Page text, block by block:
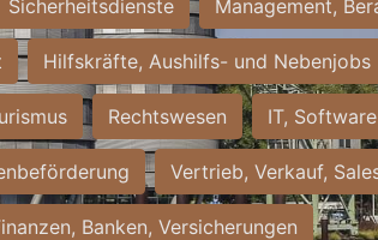
Sicherheitsdienste Management,
Hilfskräfte, Aushilfs- und Nebenjobs
Rechtswesen IT, Software
Vertrieb, Verkauf,
Banken, Versicherungen